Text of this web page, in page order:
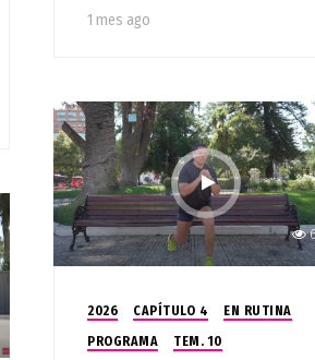
1 mes ago
2026 CAPÍTULO 4
EN RUTINA
PROGRAMA
TEM. 10